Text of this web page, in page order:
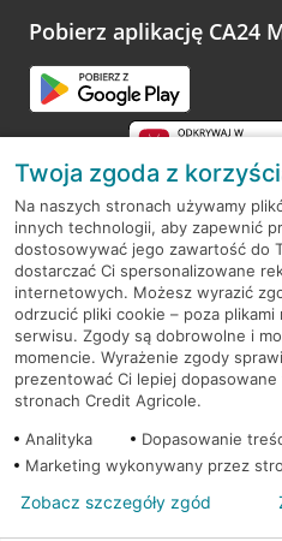
Pobierz aplikację CA24
RODO
Regulamin serwisu
Mapa serwisu
PolitykaCookies
© 2026 Credit Agricole Bank Polska
Twoja zgoda z
Na naszych stronach używamy
innych technologii, aby zapewnić
dostosowywać jego zawartość do
dostarczać Ci spersonalizowane
internetowych. Możesz wyrazić
odrzucić pliki cookie – poza
serwisu. Zgody są dobrowolne i
momencie. Wyrażenie zgody
prezentować Ci lepiej
stronach Credit Agricole.
Analityka
Dopasowanie
Marketing wykonywany przez
Zobacz szczegóły zgód